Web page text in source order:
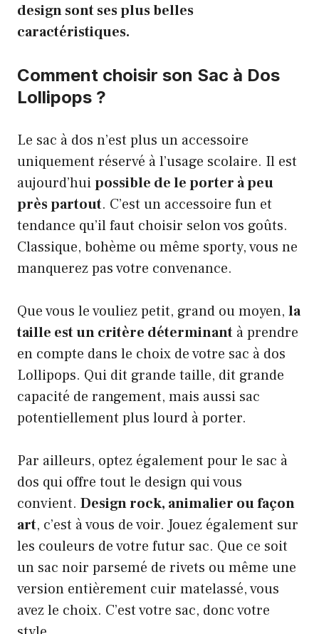
design sont ses plus belles
caractéristiques.
Comment choisir son Sac à Dos
Lollipops ?
Le sac à dos n’est plus un accessoire
uniquement réservé à l’usage scolaire. Il est
aujourd’huipossible de le porter à peu
près partout. C’est un accessoire fun et
tendance qu’il faut choisir selon vos goûts.
Classique, bohème ou même sporty, vous ne
manquerez pas votre convenance.
Que vous le vouliez petit, grand ou moyen, la
taille est un critère déterminant à prendre
en compte dans le choix de votre sac à dos
Lollipops. Qui dit grande taille, dit grande
capacité de rangement, mais aussi sac
potentiellement plus lourd à porter.
Par ailleurs, optez également pour le sac à
dos qui offre tout le design qui vous
convient. Design rock, animalier ou façon
art, c’est à vous de voir. Jouez également sur
les couleurs de votre futur sac. Que ce soit
un sac noir parsemé de rivets ou même une
version entièrement cuir matelassé, vous
avez le choix. C’est votre sac, donc votre